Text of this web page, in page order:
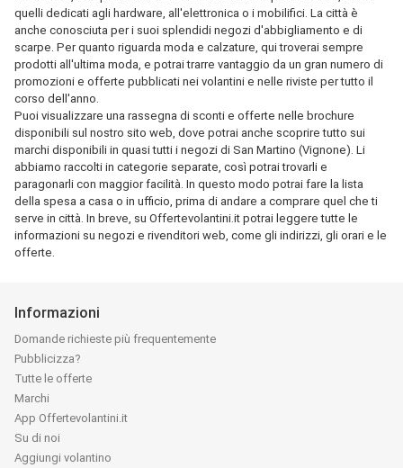
quelli dedicati agli hardware, all'elettronica o i mobilifici. La città è
anche conosciuta per i suoi splendidi negozi d'abbigliamento e di
scarpe. Per quanto riguarda moda e calzature, qui troverai sempre
prodotti all'ultima moda, e potrai trarre vantaggio da un gran numero di
promozioni e offerte pubblicati nei volantini e nelle riviste per tutto il
corso dell'anno.
Puoi visualizzare una rassegna di sconti e offerte nelle brochure
disponibili sul nostro sito web, dove potrai anche scoprire tutto sui
marchi disponibili in quasi tutti i negozi di San Martino (Vignone). Li
abbiamo raccolti in categorie separate, così potrai trovarli e
paragonarli con maggior facilità. In questo modo potrai fare la lista
della spesa a casa o in ufficio, prima di andare a comprare quel che ti
serve in città. In breve, su Offertevolantini.it potrai leggere tutte le
informazioni su negozi e rivenditori web, come gli indirizzi, gli orari e le
offerte.
Informazioni
Domande richieste più frequentemente
Pubblicizza?
Tutte le offerte
Marchi
App Offertevolantini.it
Su di noi
Aggiungi volantino